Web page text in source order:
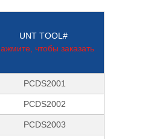
UNT TOOL#
чтобы заказать
PCDS2001
PCDS2002
PCDS2003